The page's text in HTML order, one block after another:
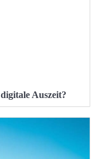
Auszeit?